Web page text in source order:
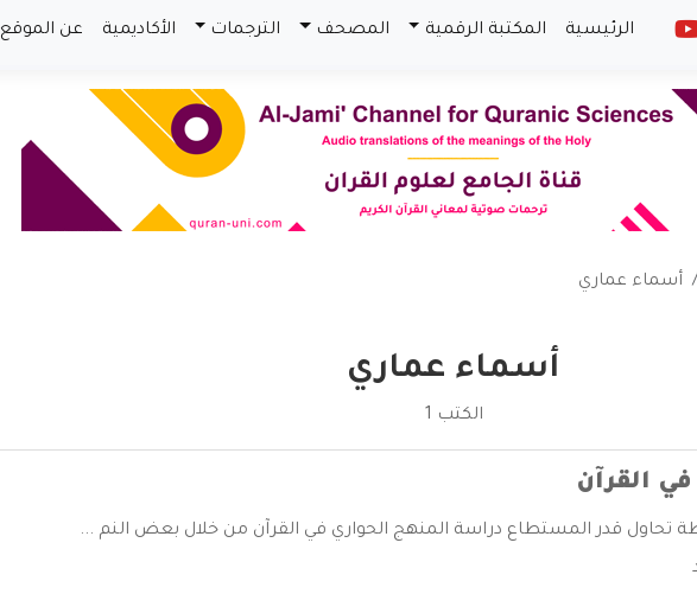
الرئيسية المكتبة الرقمية المصحف الترجمات الأكاديمية عن الموقع
أسماء عماري
أسماء عماري
الكتب 1
القرآن
تحاول قدر المستطاع دراسة المنهج الحواري في القرآن من خلال بعض النم ...